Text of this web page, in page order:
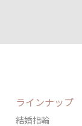
ラインナップ
結婚指輪